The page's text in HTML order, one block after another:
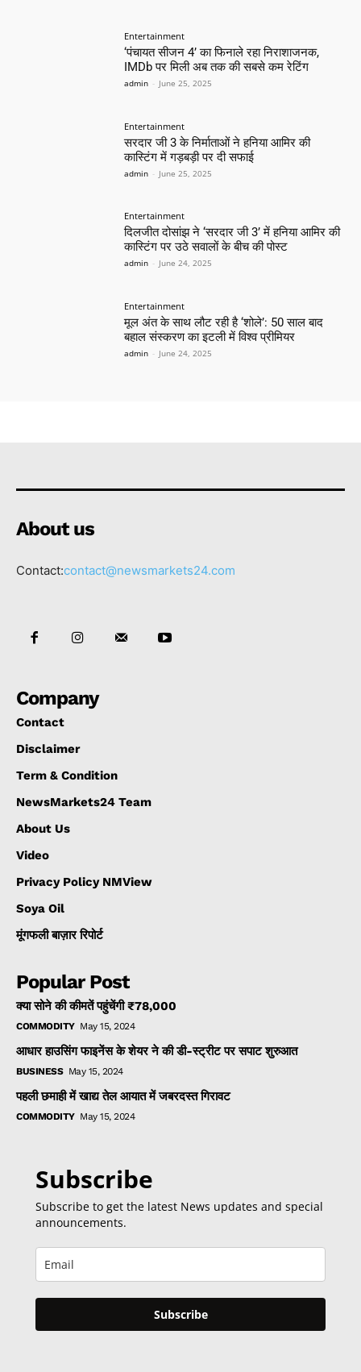
Entertainment
‘पंचायत सीजन 4’ का फिनाले रहा निराशाजनक,
IMDb पर मिली अब तक की सबसे कम रेटिंग
admin - June 25, 2025
Entertainment
सरदार जी 3 के निर्माताओं ने हनिया आमिर की
कास्टिंग में गड़बड़ी पर दी सफाई
admin - June 25, 2025
Entertainment
दिलजीत दोसांझ ने ‘सरदार जी 3’ में हनिया आमिर की
कास्टिंग पर उठे सवालों के बीच की पोस्ट
admin - June 24, 2025
Entertainment
मूल अंत के साथ लौट रही है ‘शोले’: 50 साल बाद
बहाल संस्करण का इटली में विश्व प्रीमियर
admin - June 24, 2025
About us
Contact:contact@newsmarkets24.com
Company
Contact
Disclaimer
Term & Condition
NewsMarkets24 Team
About Us
Video
Privacy Policy NMView
Soya Oil
मूंगफली बाज़ार रिपोर्ट
Popular Post
क्या सोने की कीमतें पहुंचेंगी ₹78,000
COMMODITY May 15, 2024
आधार हाउसिंग फाइनेंस के शेयर ने की डी-स्ट्रीट पर सपाट शुरुआत
BUSINESS May 15, 2024
पहली छमाही में खाद्य तेल आयात में जबरदस्त गिरावट
COMMODITY May 15, 2024
Subscribe
Subscribe to get the latest News updates and special
announcements.
Subscribe